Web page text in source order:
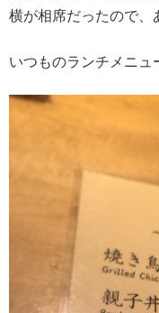
横が相席だったので、
いつものランチメニュ